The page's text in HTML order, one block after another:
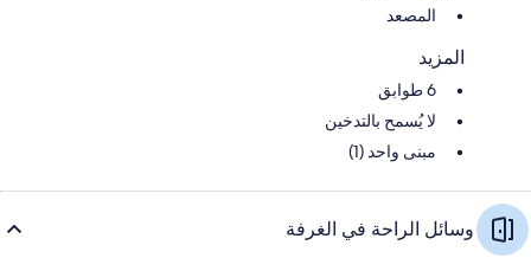
المصعد
المزيد
6 طوابق
لا يُسمح بالتدخين
مبنى واحد (1)
وسائل الراحة في الغرفة